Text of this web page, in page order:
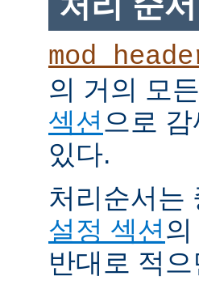
의 거의 모
섹션으로
있다.
처리순서는
설정 섹션
반대로 적